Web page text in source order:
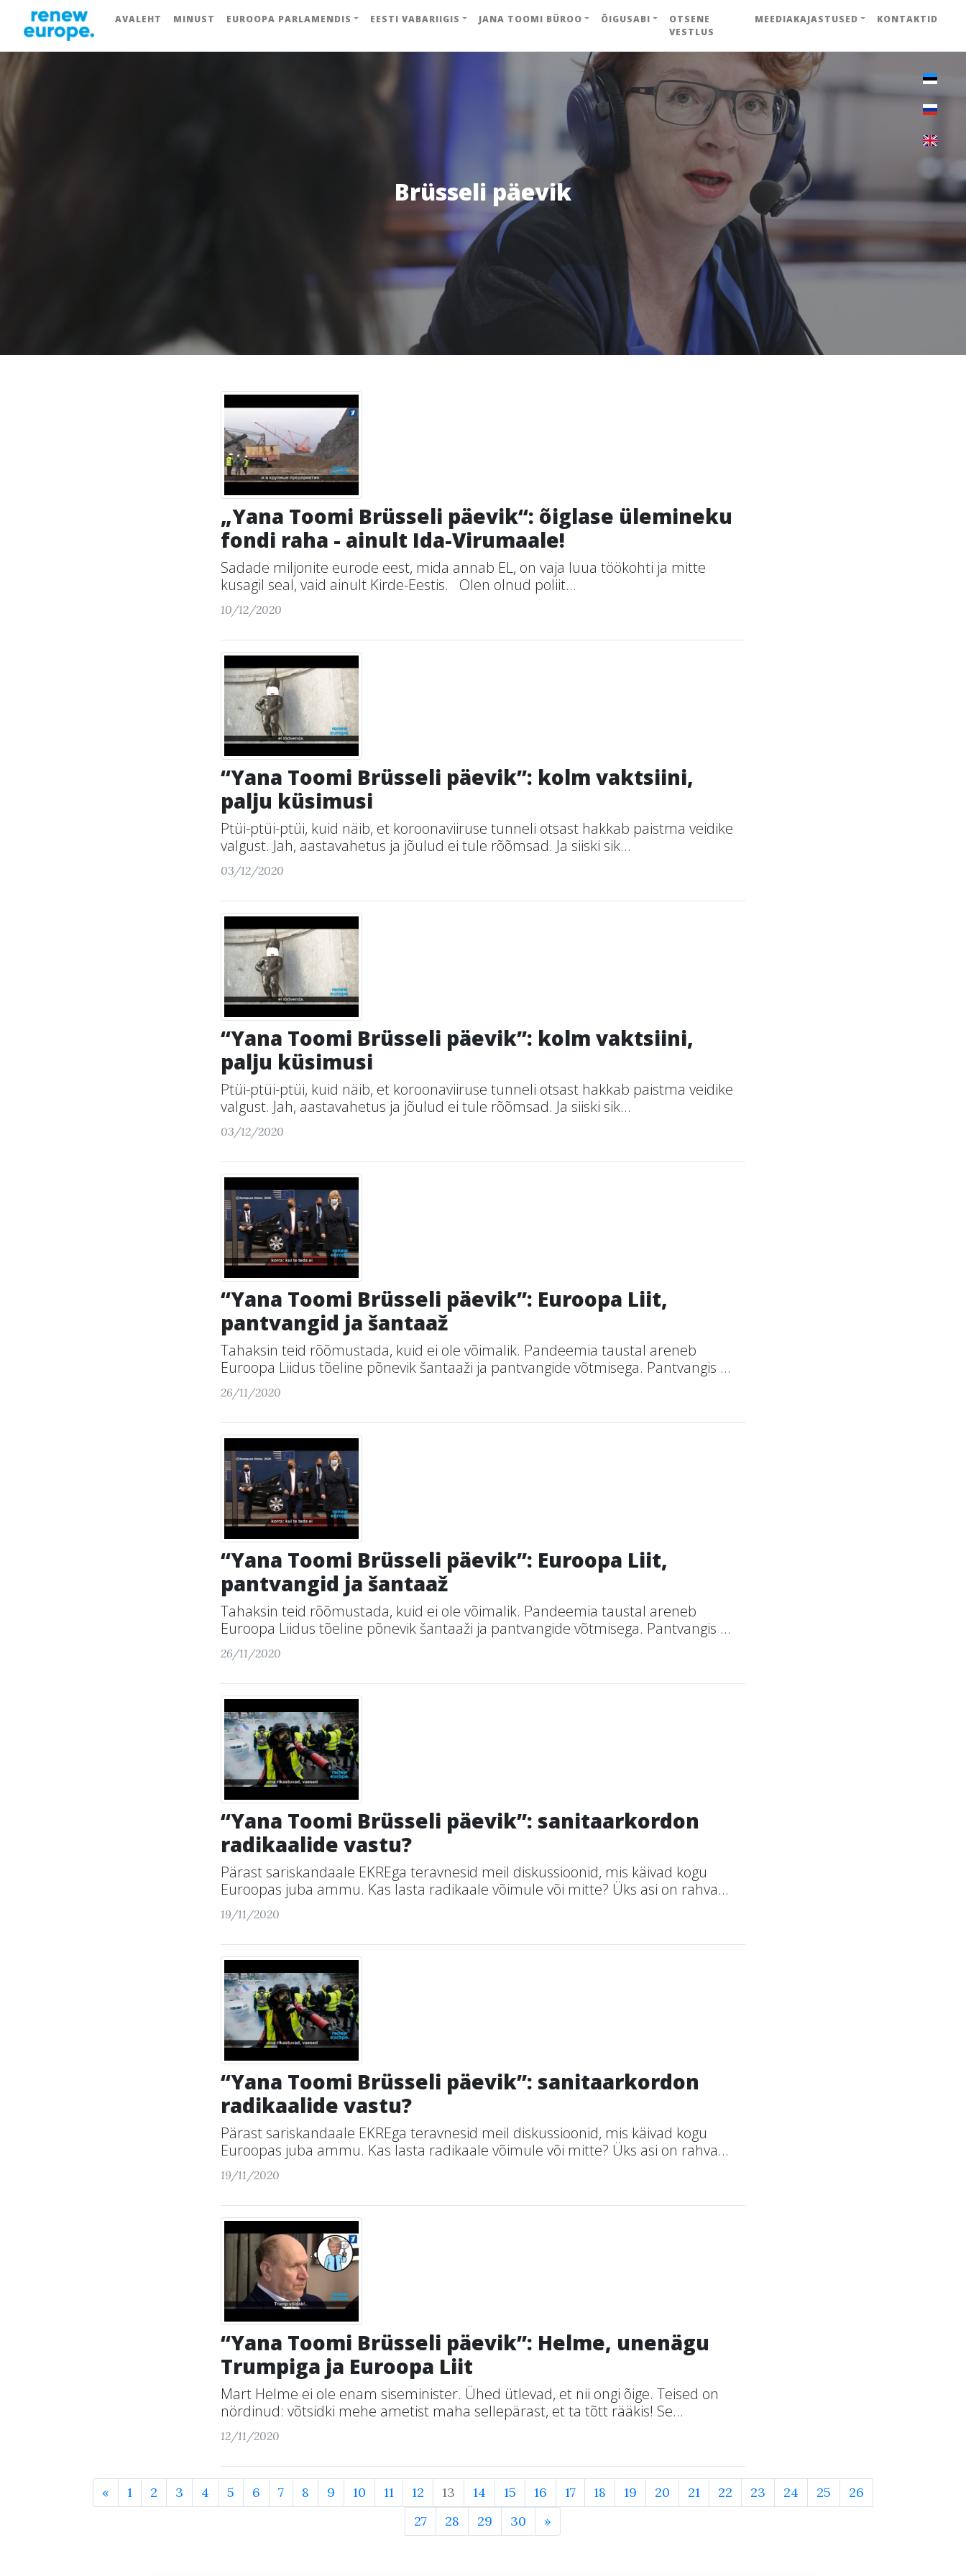
AVALEHT MINUST EUROOPA PARLAMENDIS EESTI VABARIIGIS JANA TOOMI BÜROO ÕIGUSABI
OTSENE
VESTLUS
MEEDIAKAJASTUSED KONTAKTID
Brüsseli päevik
„Yana Toomi Brüsseli päevik“: õiglase ülemineku
fondi raha - ainult Ida-Virumaale!
Sadade miljonite eurode eest, mida annab EL, on vaja luua töökohti ja mitte
kusagil seal, vaid ainult Kirde-Eestis. Olen olnud poliit...
10/12/2020
“Yana Toomi Brüsseli päevik”: kolm vaktsiini,
palju küsimusi
Ptüi-ptüi-ptüi, kuid näib, et koroonaviiruse tunneli otsast hakkab paistma veidike
valgust. Jah, aastavahetus ja jõulud ei tule rõõmsad. Ja siiski sik...
03/12/2020
“Yana Toomi Brüsseli päevik”: kolm vaktsiini,
palju küsimusi
Ptüi-ptüi-ptüi, kuid näib, et koroonaviiruse tunneli otsast hakkab paistma veidike
valgust. Jah, aastavahetus ja jõulud ei tule rõõmsad. Ja siiski sik...
03/12/2020
“Yana Toomi Brüsseli päevik”: Euroopa Liit,
pantvangid ja šantaaž
Tahaksin teid rõõmustada, kuid ei ole võimalik. Pandeemia taustal areneb
Euroopa Liidus tõeline põnevik šantaaži ja pantvangide võtmisega. Pantvangis ...
26/11/2020
“Yana Toomi Brüsseli päevik”: Euroopa Liit,
pantvangid ja šantaaž
Tahaksin teid rõõmustada, kuid ei ole võimalik. Pandeemia taustal areneb
Euroopa Liidus tõeline põnevik šantaaži ja pantvangide võtmisega. Pantvangis ...
26/11/2020
“Yana Toomi Brüsseli päevik”: sanitaarkordon
radikaalide vastu?
Pärast sariskandaale EKREga teravnesid meil diskussioonid, mis käivad kogu
Euroopas juba ammu. Kas lasta radikaale võimule või mitte? Üks asi on rahva...
19/11/2020
“Yana Toomi Brüsseli päevik”: sanitaarkordon
radikaalide vastu?
Pärast sariskandaale EKREga teravnesid meil diskussioonid, mis käivad kogu
Euroopas juba ammu. Kas lasta radikaale võimule või mitte? Üks asi on rahva...
19/11/2020
“Yana Toomi Brüsseli päevik”: Helme, unenägu
Trumpiga ja Euroopa Liit
Mart Helme ei ole enam siseminister. Ühed ütlevad, et nii ongi õige. Teised on
nördinud: võtsidki mehe ametist maha sellepärast, et ta tõtt rääkis! Se...
12/11/2020
« 1 2 3 4 5 6 7 8 9 10 11 12 13 14 15 16 17 18 19 20 21 22 23 24 25
26
27
28 29 30 »